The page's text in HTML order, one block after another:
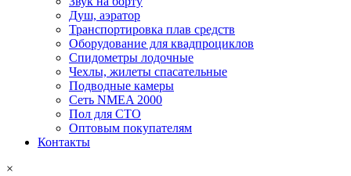
Душ, аэратор
Транспортировка плав средств
Оборудование для квадпроциклов
Спидометры лодочные
Чехлы, жилеты спасательные
Подводные камеры
Сеть NMEA 2000
Пол для СТО
Оптовым покупателям
Контакты
×